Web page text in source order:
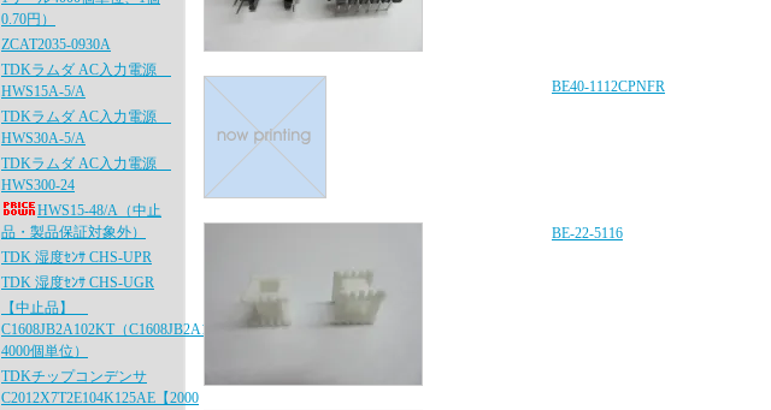
0.70円）
ZCAT2035-0930A
TDKラムダ AC入力電源
HWS15A-5/A
TDKラムダ AC入力電源
HWS30A-5/A
TDKラムダ AC入力電源
HWS300-24
HWS15-48/A（中止
品・製品保証対象外）
TDK 湿度ｾﾝｻ CHS-UPR
TDK 湿度ｾﾝｻ CHS-UGR
【中止品】
C1608JB2A102KT（C1608JB2A102K080AA、
4000個単位）
TDKチップコンデンサ
C2012X7T2E104K125AE【2000
BE40-1112CPNFR
BE-22-5116